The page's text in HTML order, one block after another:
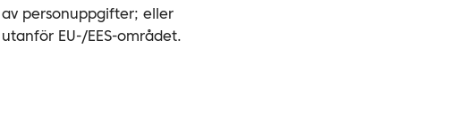
personuppgifter; eller
EU-/EES-området.